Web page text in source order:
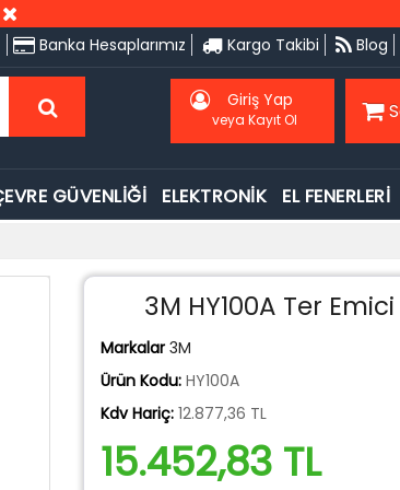
Banka Hesaplarımız Kargo Takibi Blog
Giriş Yap
veya Kayıt Ol
GÜVENLİĞİ ELEKTRONİK EL FENERLERİ
3M HY100A Ter
Markalar 3M
Ürün Kodu: HY100A
Kdv Hariç: 12.877,36 TL
15.452,83 TL